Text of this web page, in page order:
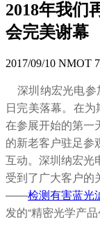
2018年我
会完美谢幕
2017/09/10 NMOT
深圳纳宏光电参
日完美落幕。在
在参展开始的第一
的新老客户驻足参
互动。深圳纳宏光
受到了广大客户的
——检测有害蓝光
发的“精密光学产品